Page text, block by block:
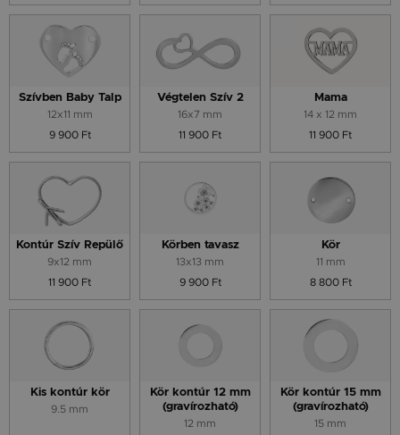
Szívben Baby Talp
12x11 mm
9 900 Ft
Végtelen Szív 2
16x7 mm
11 900 Ft
Mama
14 x 12 mm
11 900 Ft
Kontúr Szív Repülő
9x12 mm
11 900 Ft
Körben tavasz
13x13 mm
9 900 Ft
Kör
11 mm
8 800 Ft
Kis kontúr kör
9.5 mm
Kör kontúr 12 mm
(gravírozható)
12 mm
Kör kontúr 15 mm
(gravírozható)
15 mm